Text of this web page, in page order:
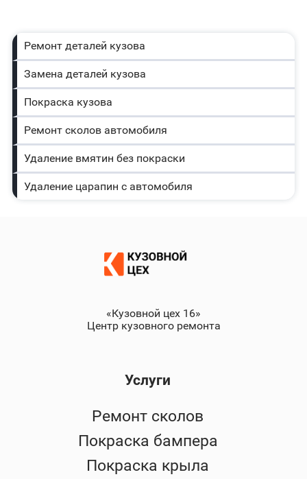
Ремонт деталей кузова
Замена деталей кузова
Покраска кузова
Ремонт сколов автомобиля
Удаление вмятин без покраски
Удаление царапин с автомобиля
«Кузовной цех 16»
Центр кузовного ремонта
Услуги
Ремонт сколов
Покраска бампера
Покраска крыла